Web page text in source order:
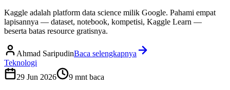
Kaggle adalah platform data science milik Google. Pahami empat
lapisannya — dataset, notebook, kompetisi, Kaggle Learn —
beserta batas resource gratisnya.
Ahmad SaripudinBaca selengkapnya
Teknologi
29 Jun 2026
9 mnt baca